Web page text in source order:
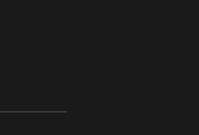
LETO, ORADEA, 8